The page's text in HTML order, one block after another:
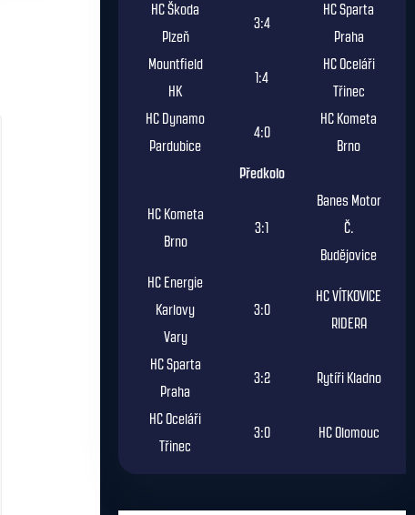
HC Škoda
Plzeň
3:4
HC Sparta
Praha
Mountfield
HK
1:4
HC Oceláři
Třinec
HC Dynamo
Pardubice
4:0
HC Kometa
Brno
Předkolo
HC Kometa
Brno
3:1
Banes Motor
Č.
Budějovice
HC Energie
Karlovy
Vary
3:0
HC VÍTKOVICE
RIDERA
HC Sparta
Praha
3:2 Rytíři Kladno
HC Oceláři
Třinec
3:0 HC Olomouc